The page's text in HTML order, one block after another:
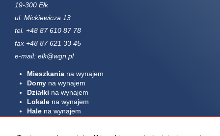
19-300 Ełk
ul. Mickiewicza 13
tel. +48 87 610 87 78
fax +48 87 621 33 45
e-mail: elk@wgn.pl
Mieszkania na wynajem
Domy na wynajem
Działki na wynajem
Lokale na wynajem
Hale na wynajem